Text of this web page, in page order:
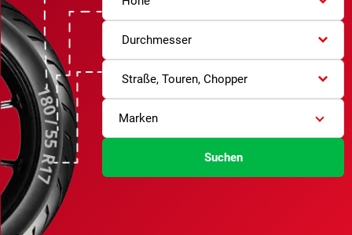
Durchmesser
Straße, Touren, Chopper
Marken
Suchen